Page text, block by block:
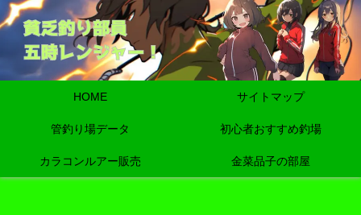
HOME サイトマップ
管釣り場データ 初心者おすすめ釣場
カラコンルアー販売 金菜品子の部屋